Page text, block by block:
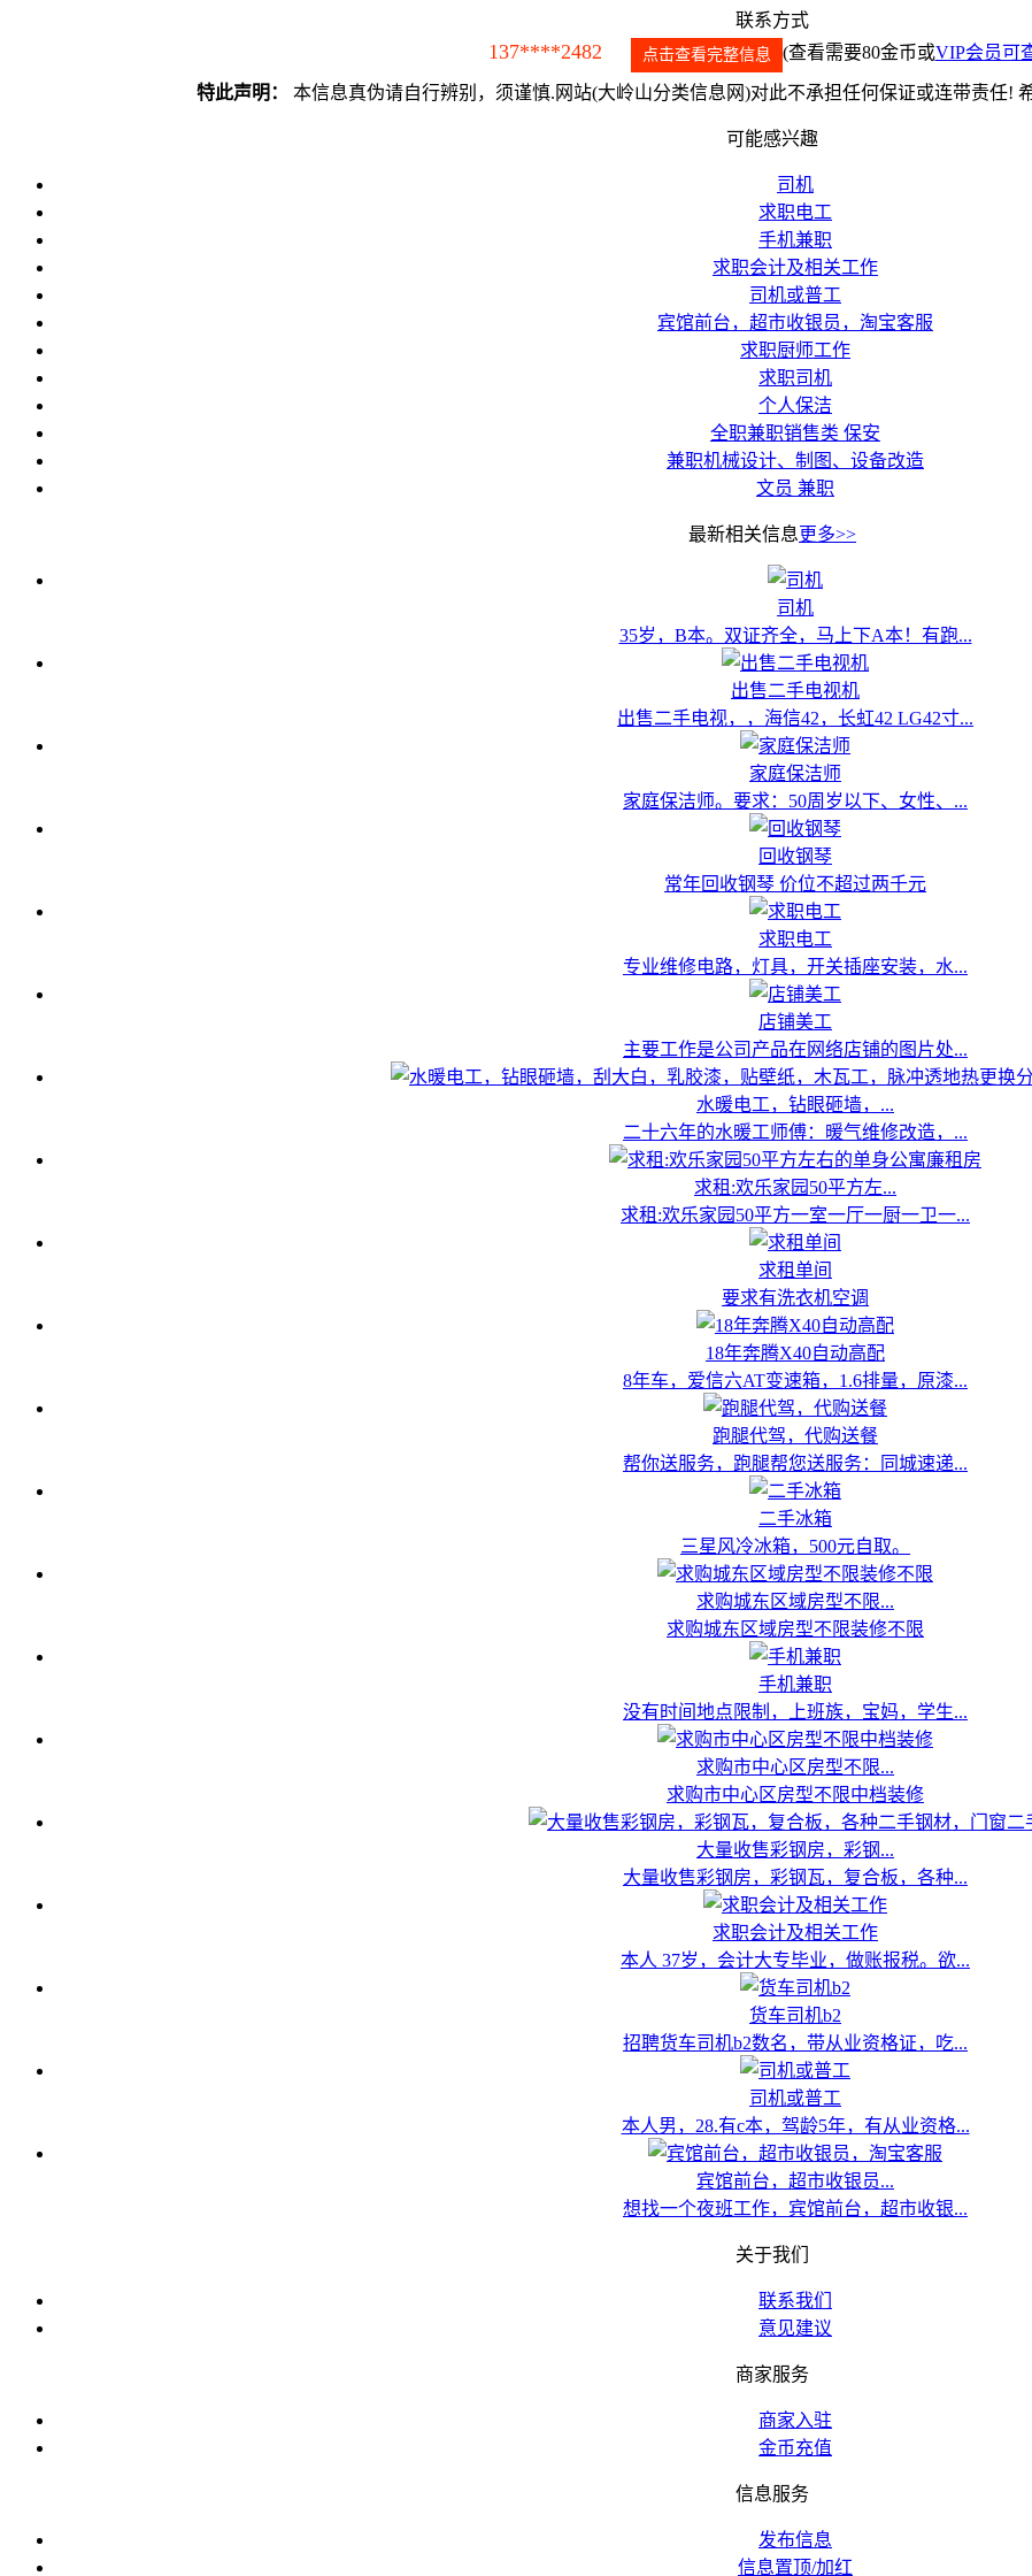
联系方式
137****2482 点击查看完整信息 (查看需要80金币或VIP会员可
特此声明： 本信息真伪请自行辨别，须谨慎.网站(大岭山分类信息网)对此不承担任何保证或连带责任!
可能感兴趣
司机
求职电工
手机兼职
求职会计及相关工作
司机或普工
宾馆前台，超市收银员，淘宝客服
求职厨师工作
求职司机
个人保洁
全职兼职销售类 保安
兼职机械设计、制图、设备改造
文员 兼职
最新相关信息更多>>
司机
35岁，B本。双证齐全，马上下A本！有跑...
出售二手电视机
出售二手电视，，海信42，长虹42 LG42寸...
家庭保洁师
家庭保洁师。要求：50周岁以下、女性、...
回收钢琴
常年回收钢琴 价位不超过两千元
求职电工
专业维修电路，灯具，开关插座安装，水...
店铺美工
主要工作是公司产品在网络店铺的图片处...
水暖电工，钻眼砸墙，...
二十六年的水暖工师傅：暖气维修改造，...
求租:欢乐家园50平方左...
求租:欢乐家园50平方一室一厅一厨一卫一...
求租单间
要求有洗衣机空调
18年奔腾X40自动高配
8年车，爱信六AT变速箱，1.6排量，原漆...
跑腿代驾，代购送餐
帮你送服务，跑腿帮您送服务：同城速递...
二手冰箱
三星风冷冰箱，500元自取。
求购城东区域房型不限...
求购城东区域房型不限装修不限
手机兼职
没有时间地点限制，上班族，宝妈，学生...
求购市中心区房型不限...
求购市中心区房型不限中档装修
大量收售彩钢房，彩钢...
大量收售彩钢房，彩钢瓦，复合板，各种...
求职会计及相关工作
本人 37岁，会计大专毕业，做账报税。欲...
货车司机b2
招聘货车司机b2数名，带从业资格证，吃...
司机或普工
本人男，28.有c本，驾龄5年，有从业资格...
宾馆前台，超市收银员...
想找一个夜班工作，宾馆前台，超市收银...
关于我们
联系我们
意见建议
商家服务
商家入驻
金币充值
信息服务
发布信息
信息置顶/加红